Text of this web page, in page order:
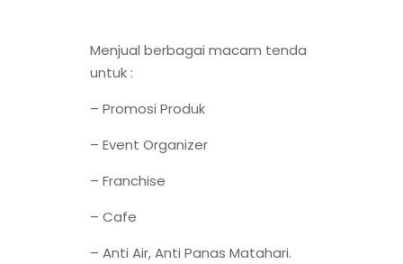
Menjual berbagai macam tenda
untuk :
– Promosi Produk
– Event Organizer
– Franchise
– Cafe
– Anti Air, Anti Panas Matahari.